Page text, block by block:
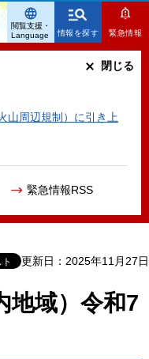
情報を探す 緊急情報
山周辺規制）に引き上
緊急情報RSS
閉じる
閲覧支援・
Language
更新日：2025年11月27日
地域）令和7